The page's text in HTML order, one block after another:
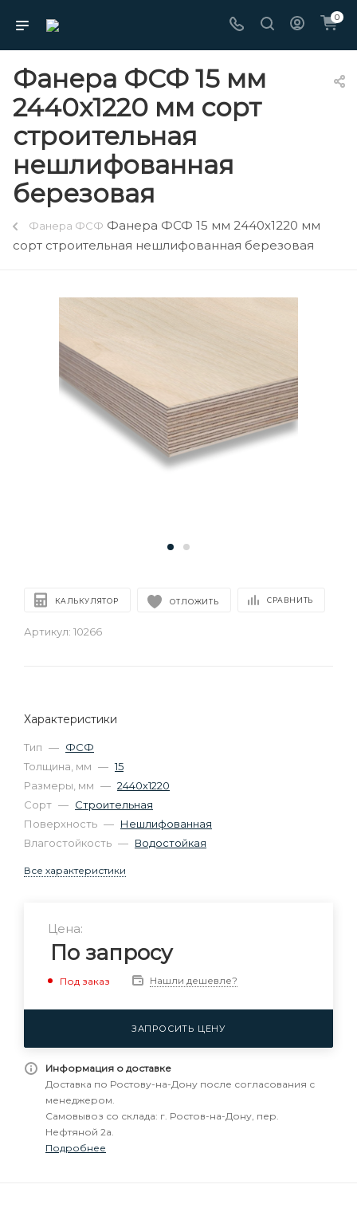
0
Фанера ФСФ 15 мм
2440х1220 мм сорт
строительная
нешлифованная
березовая
Фанера ФСФ Фанера ФСФ 15 мм 2440х1220 мм
сорт строительная нешлифованная березовая
КАЛЬКУЛЯТОР ОТЛОЖИТЬ СРАВНИТЬ
Артикул: 10266
Характеристики
Тип — ФСФ
Толщина, мм — 15
Размеры, мм — 2440х1220
Сорт — Строительная
Поверхность — Нешлифованная
Влагостойкость — Водостойкая
Все характеристики
Цена:
По запросу
Под заказ Нашли дешевле?
ЗАПРОСИТЬ ЦЕНУ
Информация о доставке
Доставка по Ростову-на-Дону после согласования с
менеджером.
Самовывоз со склада: г. Ростов-на-Дону, пер.
Нефтяной 2а.
Подробнее